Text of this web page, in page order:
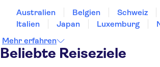
Australien Belgien Schweiz
Italien
Japan Luxemburg
Mehr erfahren
Beliebte Reiseziele